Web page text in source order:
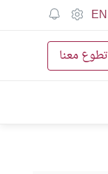
EN
تطوع معنا